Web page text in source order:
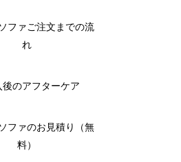
ファご注文までの流
れ
後のアフターケア
ファのお見積り（無
料）